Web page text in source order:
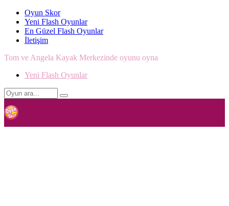
Oyun Skor
Yeni Flash Oyunlar
En Güzel Flash Oyunlar
İletişim
Tom ve Angela Kayak Merkezinde oyunu oyna
Yeni Flash Oyunlar